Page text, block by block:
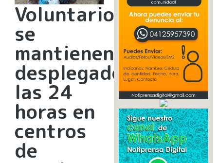
Voluntarios
se
mantienen
desplegados
las 24
horas en
centros
de